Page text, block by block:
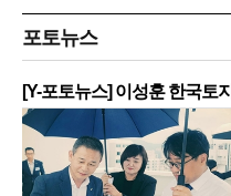
포토뉴스
[Y-포토뉴스] 이성훈 한국토지
주